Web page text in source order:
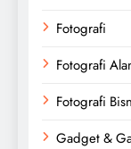
Fotografi
Fotografi
Fotografi
Gadget &